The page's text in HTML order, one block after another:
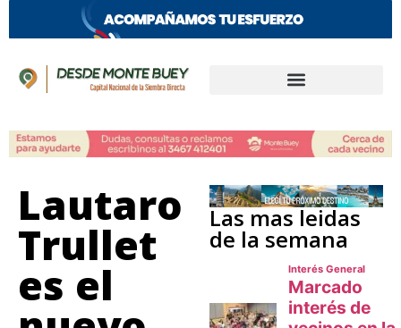
Lautaro
Trullet
es el
Las mas leidas
de la semana